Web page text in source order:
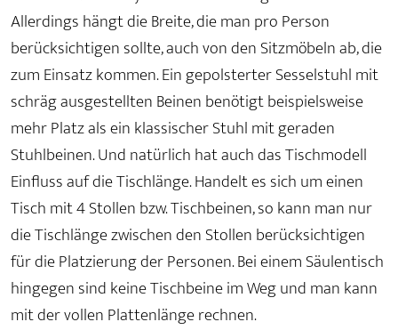
Allerdings hängt die Breite, die man pro Person
berücksichtigen sollte, auch von den Sitzmöbeln ab, die
zum Einsatz kommen. Ein gepolsterter Sesselstuhl mit
schräg ausgestellten Beinen benötigt beispielsweise
mehr Platz als ein klassischer Stuhl mit geraden
Stuhlbeinen. Und natürlich hat auch das Tischmodell
Einfluss auf die Tischlänge. Handelt es sich um einen
Tisch mit 4 Stollen bzw. Tischbeinen, so kann man nur
die Tischlänge zwischen den Stollen berücksichtigen
für die Platzierung der Personen. Bei einem Säulentisch
hingegen sind keine Tischbeine im Weg und man kann
mit der vollen Plattenlänge rechnen.